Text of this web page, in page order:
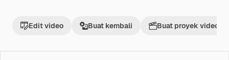
Edit video Buat kembali Buat proyek video